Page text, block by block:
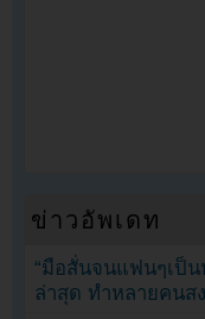
ข่าวอัพเดท
“มือสั่นจนแฟนๆเป็น
ล่าสุด ทำหลายคนส